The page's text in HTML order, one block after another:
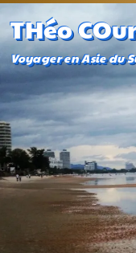
THéo
Voyager en Asie du